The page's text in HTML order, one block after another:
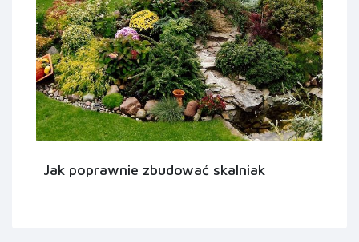
Jak poprawnie zbudować skalniak